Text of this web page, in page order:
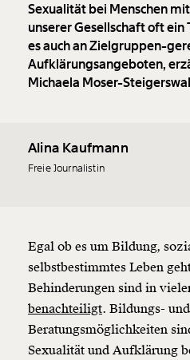
Sexualität bei Menschen
unserer Gesellschaft oft
es auch an Zielgruppen-
Aufklärungsangeboten,
Michaela Moser-
Alina Kaufmann
Freie Journalistin
Egal ob es um Bildung,
selbstbestimmtes Leben
Behinderungen sind in
benachteiligt. Bildungs- und
Beratungsmöglichkeiten
Sexualität und Aufklärung